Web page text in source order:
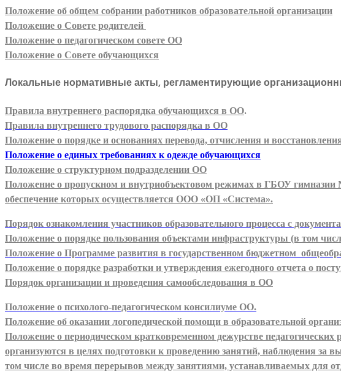
Положение об общем собрании работников образовательной организации
Положение о Совете родителей
Положение о педагогическом совете ОО
Положение о Совете обучающихся
Локальные нормативные акты, регламентирующие
Правила внутреннего распорядка обучающихся в ОО.
Правила внутреннего трудового распорядка в ОО
Положение о порядке и основаниях перевода, отчисления и
Положение о единых требованиях к одежде обучающихся
Положение о структурном подразделении ОО
Положение о пропускном и внутриобъектовом режимах в ГБОУ
обеспечение которых осуществляется ООО «ОП «Система».
Порядок ознакомления участников образовательного процесса с
Положение о порядке пользования объектами инфраструктуры (в том
Положение о Программе развития в государственном бюджетном
Положение о порядке разработки и утверждения ежегодного отчета о
Порядок организации и проведения самообследования в ОО
Положение о психолого-педагогическом консилиуме ОО.
Положение об оказании логопедической помощи в образовательной
Положение о периодическом кратковременном дежурстве педагогических
организуются в целях подготовки к проведению занятий, наблюдения
том числе во время перерывов между занятиями, устанавливаемых для